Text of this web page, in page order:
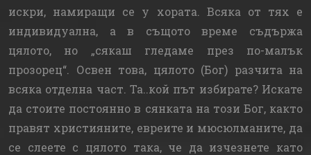
искри, намиращи се у хората. Всяка от тях е
индивидуална, а в същото време съдържа
цялото, но „сякаш гледаме през по-малък
прозорец“. Освен това, цялото (Бог) разчита на
всяка отделна част. Та..кой път избирате? Искате
да стоите постоянно в сянката на този Бог, както
правят християните, евреите и мюсюлманите, да
се слеете с цялото така, че да изчезнете като